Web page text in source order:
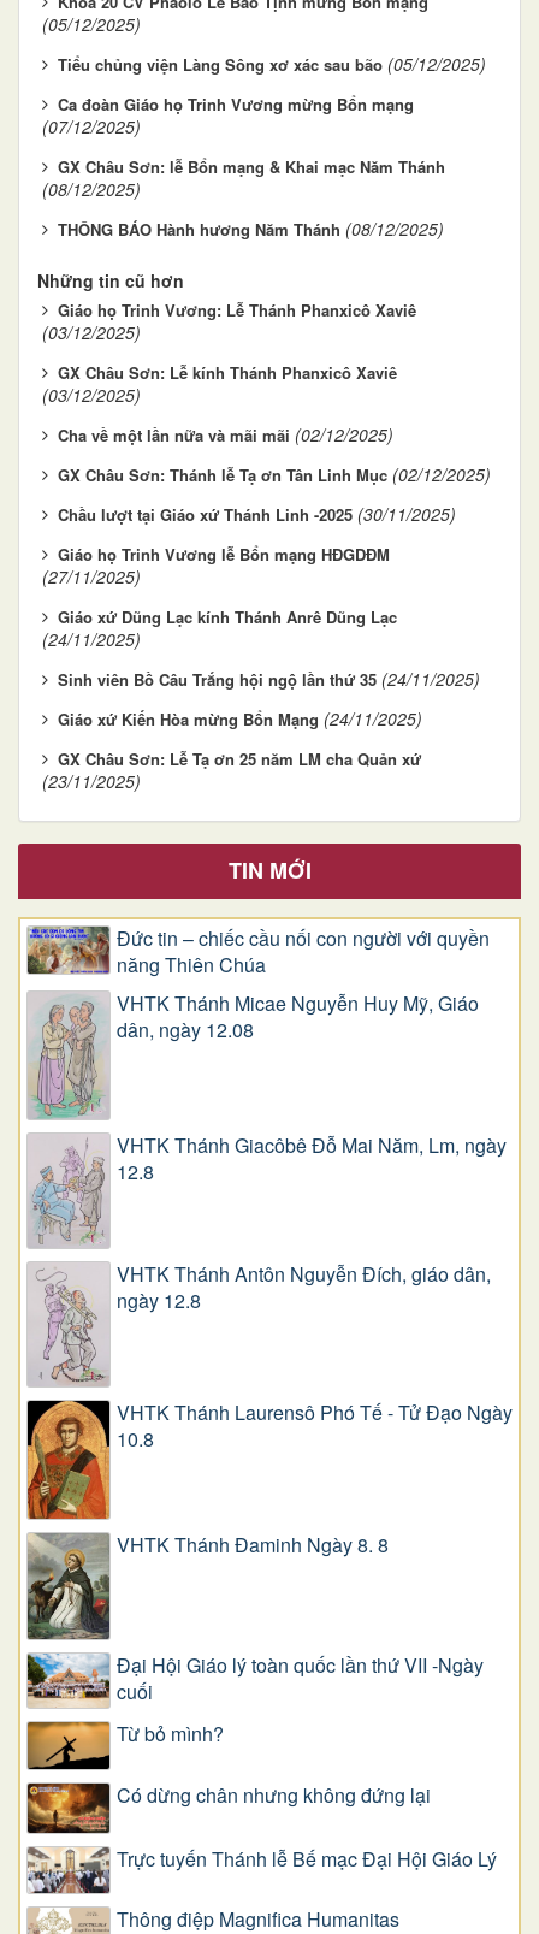
(05/12/2025)
Tiểu chủng viện Làng Sông xơ xác sau bão (05/12/2025)
Ca đoàn Giáo họ Trinh Vương mừng Bổn mạng
(07/12/2025)
GX Châu Sơn: lễ Bổn mạng & Khai mạc Năm Thánh
(08/12/2025)
THÔNG BÁO Hành hương Năm Thánh (08/12/2025)
Những tin cũ hơn
Giáo họ Trinh Vương: Lễ Thánh Phanxicô Xaviê
(03/12/2025)
GX Châu Sơn: Lễ kính Thánh Phanxicô Xaviê
(03/12/2025)
Cha về một lần nữa và mãi mãi (02/12/2025)
GX Châu Sơn: Thánh lễ Tạ ơn Tân Linh Mục (02/12/2025)
Chầu lượt tại Giáo xứ Thánh Linh -2025 (30/11/2025)
Giáo họ Trinh Vương lễ Bổn mạng HĐGDĐM
(27/11/2025)
Giáo xứ Dũng Lạc kính Thánh Anrê Dũng Lạc
(24/11/2025)
Sinh viên Bồ Câu Trắng hội ngộ lần thứ 35 (24/11/2025)
Giáo xứ Kiến Hòa mừng Bổn Mạng (24/11/2025)
GX Châu Sơn: Lễ Tạ ơn 25 năm LM cha Quản xứ
(23/11/2025)
TIN MỚI
Đức tin – chiếc cầu nối con người với quyền
năng Thiên Chúa
VHTK Thánh Micae Nguyễn Huy Mỹ, Giáo
dân, ngày 12.08
VHTK Thánh Giacôbê Ðỗ Mai Năm, Lm, ngày
12.8
VHTK Thánh Antôn Nguyễn Ðích, giáo dân,
ngày 12.8
VHTK Thánh Laurensô Phó Tế - Tử Đạo Ngày
10.8
VHTK Thánh Đaminh Ngày 8. 8
Đại Hội Giáo lý toàn quốc lần thứ VII -Ngày
cuối
Từ bỏ mình?
Có dừng chân nhưng không đứng lại
Trực tuyến Thánh lễ Bế mạc Đại Hội Giáo Lý
Thông điệp Magnifica Humanitas